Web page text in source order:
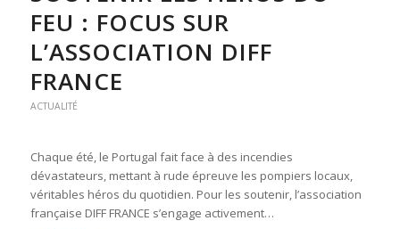
FEU : FOCUS SUR
L’ASSOCIATION DIFF
FRANCE
ACTUALITÉ
Chaque été, le Portugal fait face à des incendies
dévastateurs, mettant à rude épreuve les pompiers locaux,
véritables héros du quotidien. Pour les soutenir, l’association
française DIFF FRANCE s’engage activement…